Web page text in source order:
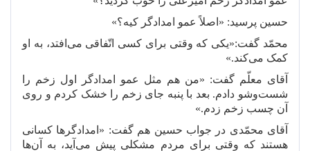
حسین پرسید: «اصلاً عمو امدادگر کیه؟»
محمّد گفت:«یکی که وقتی برای کسی اتّفاقی می افتد، به او
کمک میکند.»
آقای معلّم گفت: «من هم مثل عمو امدادگر اول زخم را
شستوشو دادم. بعد با پنبه جای زخم را خشک کردم و روی
آن چسب زخم زدم.»
آقای محمّدی در جواب حسین هم گفت: «امدادگرها کسانی
هستند که وقتی برای مردم مشکلی پیش می آید، به آنها